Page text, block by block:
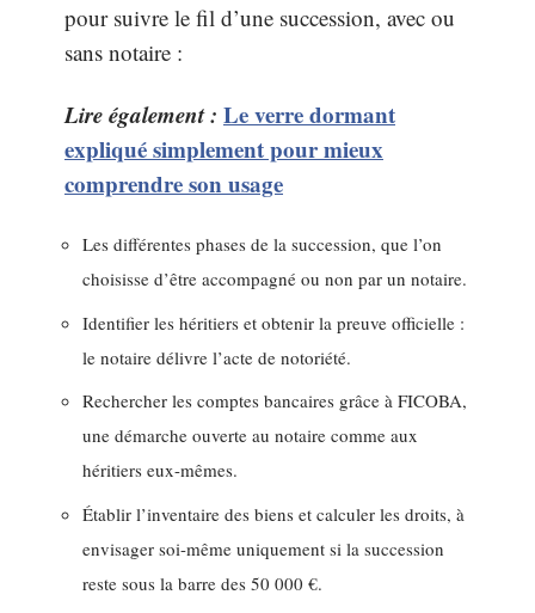
pour suivre le fil d’une succession, avec ou
sans notaire :
Lire également : Le verre dormant
expliqué simplement pour mieux
comprendre son usage
Les différentes phases de la succession, que l’on
choisisse d’être accompagné ou non par un notaire.
Identifier les héritiers et obtenir la preuve officielle :
le notaire délivre l’acte de notoriété.
Rechercher les comptes bancaires grâce à FICOBA,
une démarche ouverte au notaire comme aux
héritiers eux-mêmes.
Établir l’inventaire des biens et calculer les droits, à
envisager soi-même uniquement si la succession
reste sous la barre des 50 000 €.